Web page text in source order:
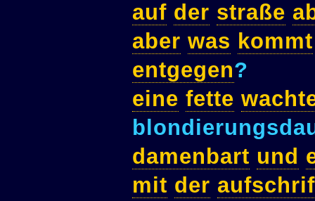
auf der straße
aber was kommt
entgegen?
eine fette
damenbart und
mit der